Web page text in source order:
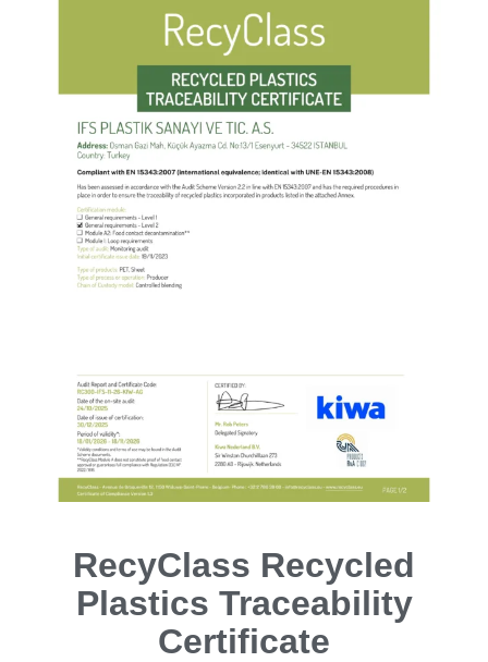
RecyClass Recycled
Plastics Traceability
Certificate